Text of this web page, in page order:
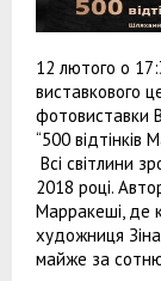
12 лютого о
виставкового
фотовиставки
“500 відтінків
Всі світлини
2018 році.
Марракеші, де
художниця
майже за сотню